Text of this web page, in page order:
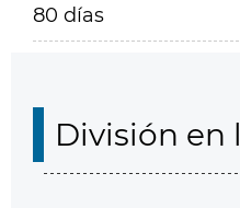
80 días
División en